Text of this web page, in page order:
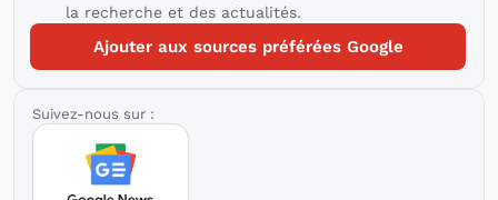
la recherche et des actualités.
Ajouter aux sources préférées Google
Suivez-nous sur :